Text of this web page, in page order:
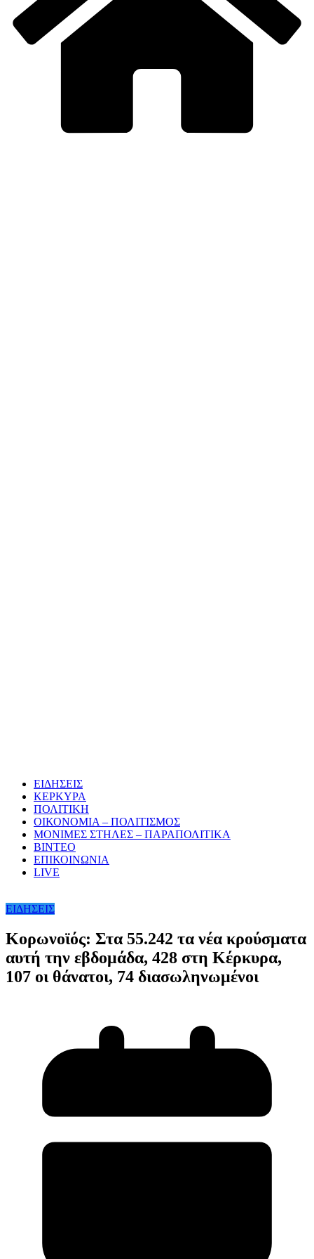
ΕΙΔΗΣΕΙΣ
ΚΕΡΚΥΡΑ
ΠΟΛΙΤΙΚΗ
ΟΙΚΟΝΟΜΙΑ – ΠΟΛΙΤΙΣΜΟΣ
ΜΟΝΙΜΕΣ ΣΤΗΛΕΣ – ΠΑΡΑΠΟΛΙΤΙΚΑ
ΒΙΝΤΕΟ
ΕΠΙΚΟΙΝΩΝΙΑ
LIVE
ΕΙΔΗΣΕΙΣ
Κορωνοϊός: Στα 55.242 τα νέα κρούσματα
αυτή την εβδομάδα, 428 στη Κέρκυρα,
107 οι θάνατοι, 74 διασωληνωμένοι